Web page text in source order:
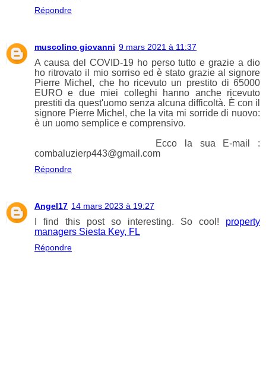
Répondre
muscolino giovanni 9 mars 2021 à 11:37
A causa del COVID-19 ho perso tutto e grazie a dio
ho ritrovato il mio sorriso ed è stato grazie al signore
Pierre Michel, che ho ricevuto un prestito di 65000
EURO e due miei colleghi hanno anche ricevuto
prestiti da quest'uomo senza alcuna difficoltà. È con il
signore Pierre Michel, che la vita mi sorride di nuovo:
è un uomo semplice e comprensivo.
Ecco la sua E-mail :
combaluzierp443@gmail.com
Répondre
Angel17 14 mars 2023 à 19:27
I find this post so interesting. So cool! property
managers Siesta Key, FL
Répondre